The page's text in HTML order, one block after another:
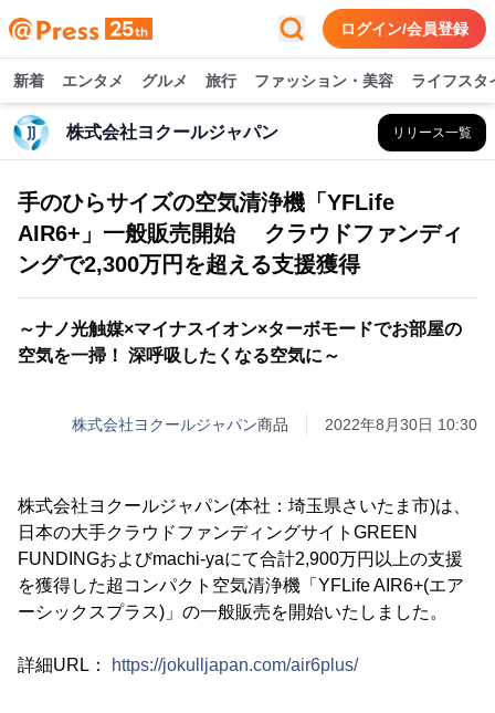
ログイン/会員登録
新着 エンタメ グルメ 旅行 ファッション・美容 ライフスタ
株式会社ヨクールジャパン リリース一覧
手のひらサイズの空気清浄機「YFLife
AIR6+」一般販売開始 クラウドファンディ
ングで2,300万円を超える支援獲得
～ナノ光触媒×マイナスイオン×ターボモードでお部屋の
空気を一掃！ 深呼吸したくなる空気に～
株式会社ヨクールジャパン商品 2022年8月30日 10:30
株式会社ヨクールジャパン(本社：埼玉県さいたま市)は、
日本の大手クラウドファンディングサイトGREEN
FUNDINGおよびmachi-yaにて合計2,900万円以上の支援
を獲得した超コンパクト空気清浄機「YFLife AIR6+(エア
ーシックスプラス)」の一般販売を開始いたしました。
詳細URL： https://jokulljapan.com/air6plus/